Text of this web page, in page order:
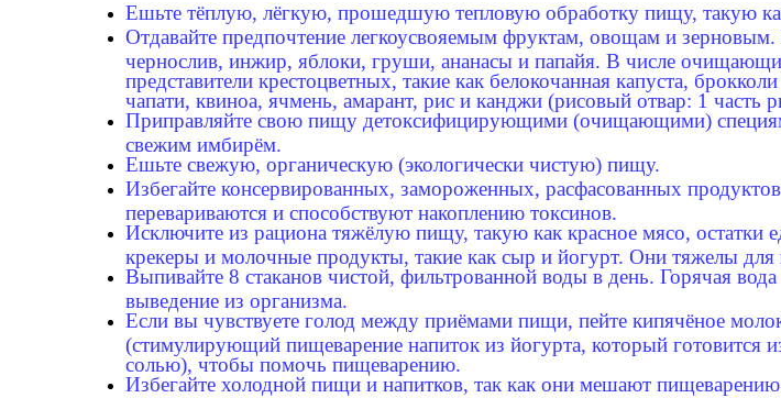
Ешьте тёплую, лёгкую, прошедшую тепловую обработку пищу, такую
Отдавайте предпочтение легкоусвояемым фруктам, овощам и
чернослив, инжир, яблоки, груши, ананасы и папайя. В числе
представители крестоцветных, такие как белокочанная капуста,
чапати, квиноа, ячмень, амарант, рис и канджи (рисовый отвар: 1 часть
Приправляйте свою пищу детоксифицирующими (очищающими)
свежим имбирём.
Ешьте свежую, органическую (экологически чистую) пищу.
Избегайте консервированных, замороженных, расфасованных
перевариваются и способствуют накоплению токсинов.
Исключите из рациона тяжёлую пищу, такую как красное мясо,
крекеры и молочные продукты, такие как сыр и йогурт. Они тяжелы для
Выпивайте 8 стаканов чистой, фильтрованной воды в день. Горячая
выведение из организма.
Если вы чувствуете голод между приёмами пищи, пейте кипячёное
(стимулирующий пищеварение напиток из йогурта, который
солью), чтобы помочь пищеварению.
Избегайте холодной пищи и напитков, так как они мешают